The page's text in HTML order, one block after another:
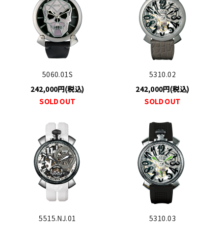
5060.01S
242,000円(税込)
SOLD OUT
5310.02
242,000円(税込)
SOLD OUT
5515.NJ.01
5310.03